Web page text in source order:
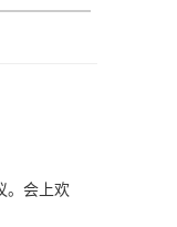
。会上欢